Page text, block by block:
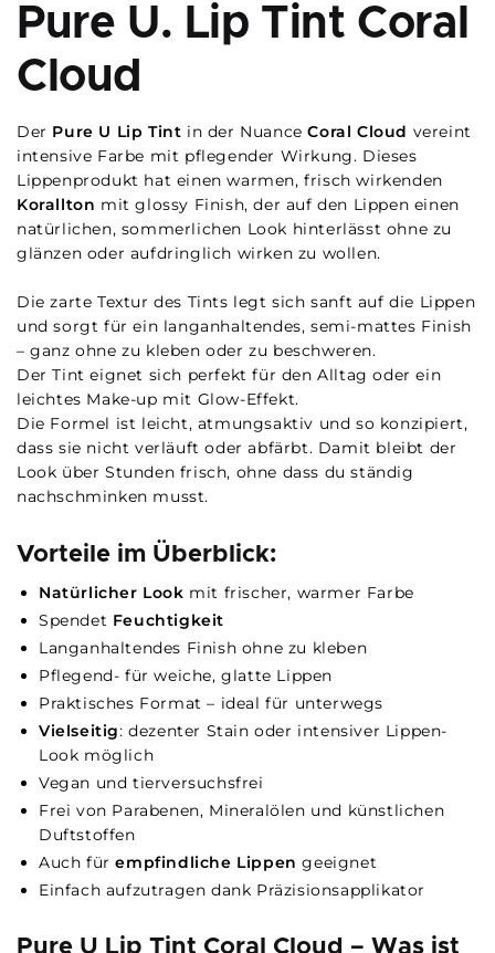
Pure U. Lip Tint Coral
Cloud
Der Pure U Lip Tint in der NuanceCoral Cloud vereint
intensive Farbe mit pflegender Wirkung. Dieses
Lippenprodukt hat einen warmen, frisch wirkenden
Korallton mit glossy Finish, der auf den Lippen einen
natürlichen, sommerlichen Look hinterlässt ohne zu
glänzen oder aufdringlich wirken zu wollen.
Die zarte Textur des Tints legt sich sanft auf die Lippen
und sorgt für ein langanhaltendes, semi-mattes Finish
– ganz ohne zu kleben oder zu beschweren.
Der Tint eignet sich perfekt für den Alltag oder ein
leichtes Make-up mit Glow-Effekt.
Die Formel ist leicht, atmungsaktiv und so konzipiert,
dass sie nicht verläuft oder abfärbt. Damit bleibt der
Look über Stunden frisch, ohne dass du ständig
nachschminken musst.
Vorteile im Überblick:
Natürlicher Look mit frischer, warmer Farbe
Spendet Feuchtigkeit
Langanhaltendes Finish ohne zu kleben
Pflegend- für weiche, glatte Lippen
Praktisches Format – ideal für unterwegs
Vielseitig: dezenter Stain oder intensiver Lippen-
Look möglich
Vegan und tierversuchsfrei
Frei von Parabenen, Mineralölen und künstlichen
Duftstoffen
Auch fürempfindliche Lippen geeignet
Einfach aufzutragen dank Präzisionsapplikator
Pure U Lip Tint Coral Cloud – Was ist